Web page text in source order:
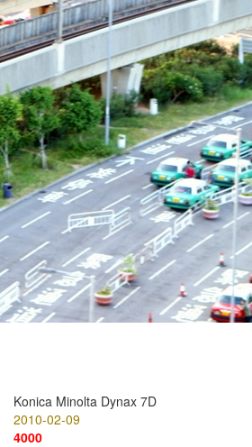
Konica Minolta Dynax 7D
2010-02-09
4000